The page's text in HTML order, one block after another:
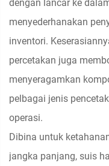
dengan lancar ke
menyederhanakan
inventori.
percetakan juga
menyeragamkan
pelbagai jenis
operasi.
Dibina untuk
jangka panjang, suis